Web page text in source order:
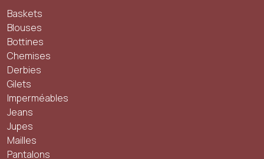
Baskets
Blouses
Bottines
Chemises
Derbies
Gilets
Imperméables
Jeans
Jupes
Mailles
Pantalons